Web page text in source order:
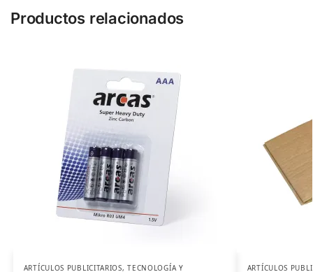
Productos relacionados
ARTÍCULOS PUBLICITARIOS,TECNOLOGÍA Y
ARTÍCULOS